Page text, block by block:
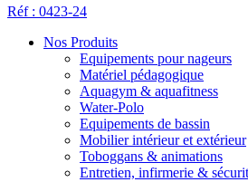
Réf : 0423-24
Nos Produits
Equipements pour nageurs
Matériel pédagogique
Aquagym & aquafitness
Water-Polo
Equipements de bassin
Mobilier intérieur et extérieur
Toboggans & animations
Entretien, infirmerie &